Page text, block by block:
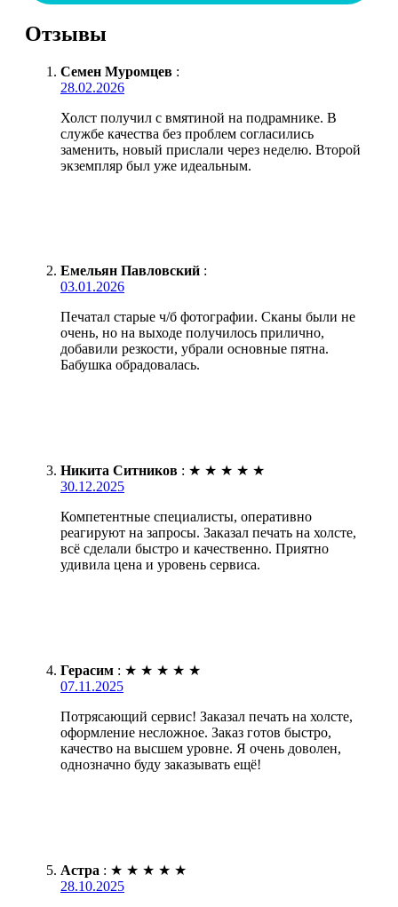
Отзывы
Семен Муромцев :
28.02.2026
Холст получил с вмятиной на подрамнике. В
службе качества без проблем согласились
заменить, новый прислали через неделю. Второй
экземпляр был уже идеальным.
Емельян Павловский :
03.01.2026
Печатал старые ч/б фотографии. Сканы были не
очень, но на выходе получилось прилично,
добавили резкости, убрали основные пятна.
Бабушка обрадовалась.
Никита Ситников : ★ ★ ★ ★ ★
30.12.2025
Компетентные специалисты, оперативно
реагируют на запросы. Заказал печать на холсте,
всё сделали быстро и качественно. Приятно
удивила цена и уровень сервиса.
Герасим : ★ ★ ★ ★ ★
07.11.2025
Потрясающий сервис! Заказал печать на холсте,
оформление несложное. Заказ готов быстро,
качество на высшем уровне. Я очень доволен,
однозначно буду заказывать ещё!
Астра : ★ ★ ★ ★ ★
28.10.2025